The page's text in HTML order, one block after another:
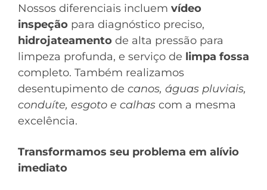
Nossos diferenciais incluem vídeo
inspeção para diagnóstico preciso,
hidrojateamento de alta pressão para
limpeza profunda, e serviço de limpa fossa
completo. Também realizamos
desentupimento de canos, águas pluviais,
conduíte, esgoto e calhas com a mesma
excelência.
Transformamos seu problema em alívio
imediato